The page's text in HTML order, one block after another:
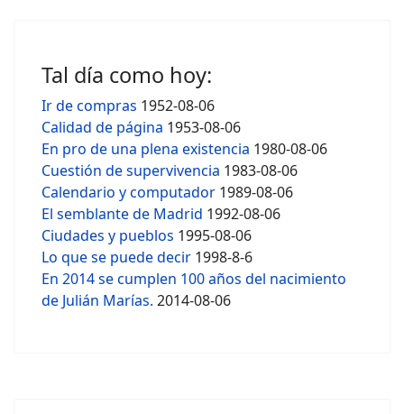
Tal día como hoy:
Ir de compras 1952-08-06
Calidad de página 1953-08-06
En pro de una plena existencia 1980-08-06
Cuestión de supervivencia 1983-08-06
Calendario y computador 1989-08-06
El semblante de Madrid 1992-08-06
Ciudades y pueblos 1995-08-06
Lo que se puede decir 1998-8-6
En 2014 se cumplen 100 años del nacimiento
de Julián Marías. 2014-08-06